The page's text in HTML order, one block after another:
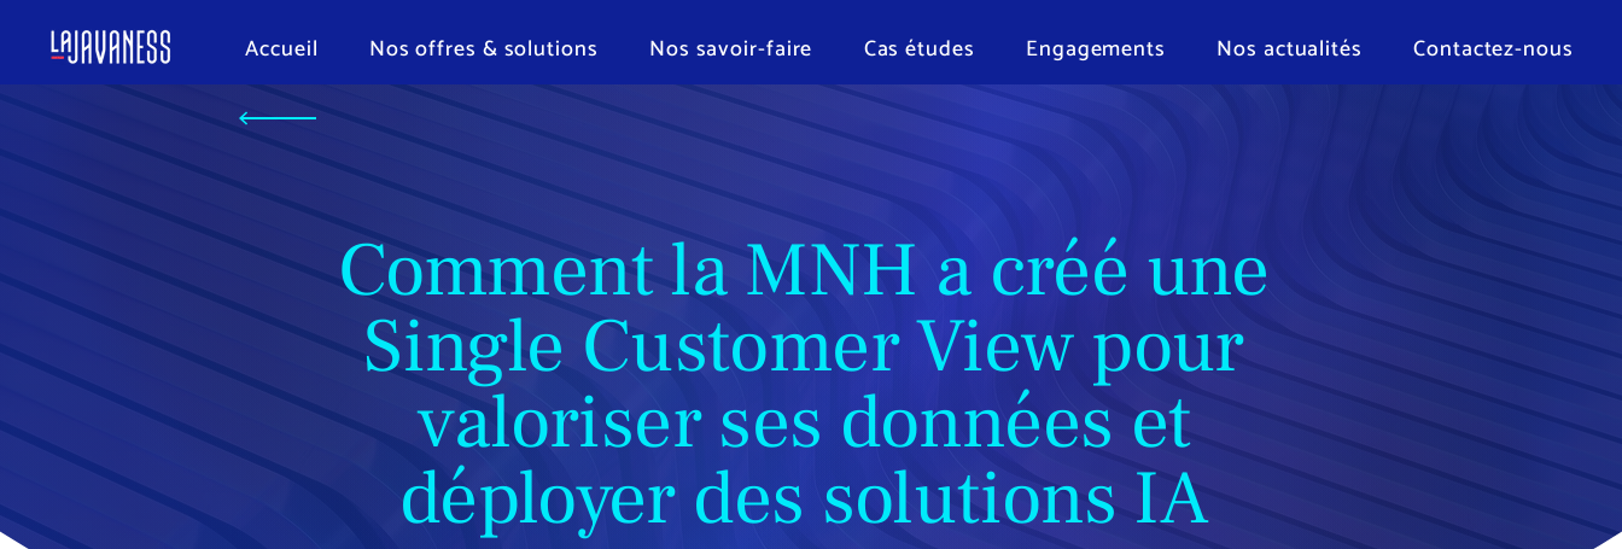
Accueil Nos offres & solutions Nos savoir-faire Cas études Engagements Nos actualités Contactez-nous
Comment la MNH a créé une
Single Customer View pour
valoriser ses données et
déployer des solutions IA